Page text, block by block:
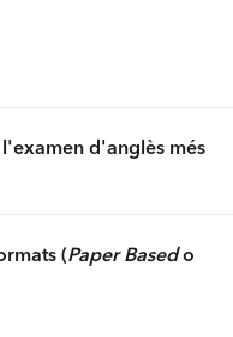
l'examen d'anglès més
(Paper Basedo